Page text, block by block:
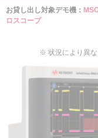
お貸し出し対象デモ機：
ロスコープ
FRA
※ 状況により異な